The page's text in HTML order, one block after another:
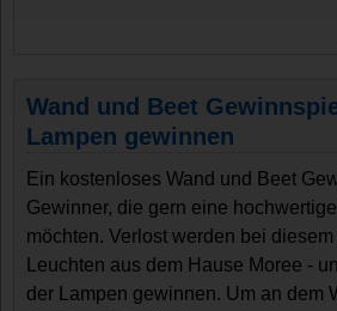
Wand und Beet
Lampen gewinnen
Ein kostenloses Wand und Beet
Gewinner, die gern eine
möchten. Verlost werden bei
Leuchten aus dem Hause Moree -
der Lampen gewinnen. Um an dem